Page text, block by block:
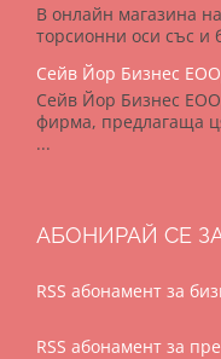
В онлайн магазина
торсионни оси със и
Сейв Йор Бизнес
Сейв Йор Бизнес
фирма, предлагаща
...
АБОНИРАЙ СЕ
RSS абонамент за
RSS абонамент за